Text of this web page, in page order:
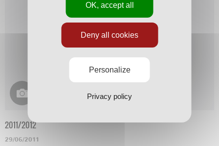
2011/2012
29/06/2011
OK, accept all
Deny all cookies
Personalize
Privacy policy